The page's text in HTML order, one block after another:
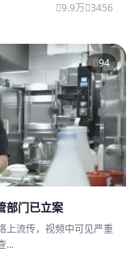
9.9万 3456
94
部门已立案
上流传，视频中可见严重
...